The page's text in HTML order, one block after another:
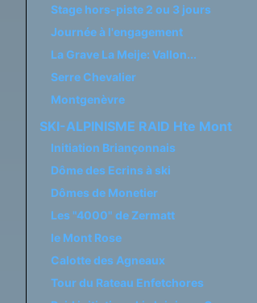
Stage hors-piste 2 ou 3 jours
Journée à l'engagement
La Grave La Meije: Vallon...
Serre Chevalier
Montgenèvre
SKI-ALPINISME RAID Hte Mont
Initiation Briançonnais
Dôme des Ecrins à ski
Dômes de Monetier
Les "4000" de Zermatt
le Mont Rose
Calotte des Agneaux
Tour du Rateau Enfetchores